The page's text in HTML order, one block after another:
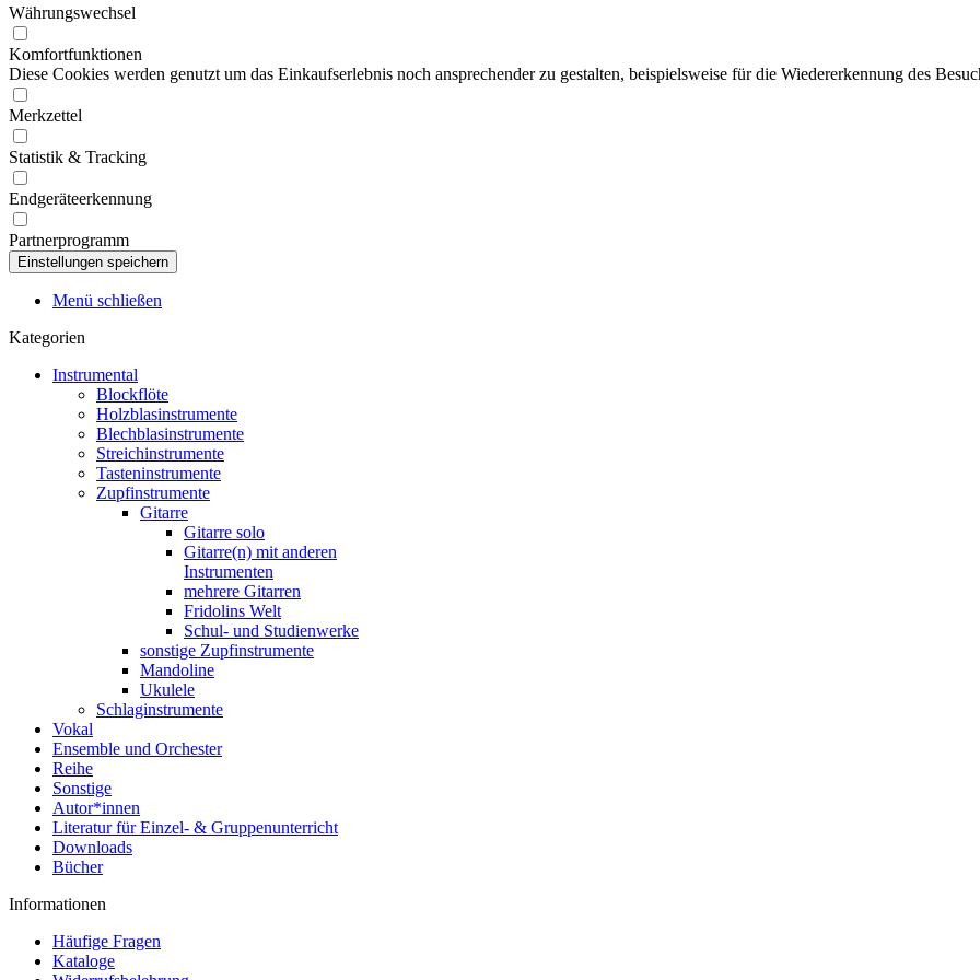
Währungswechsel
Komfortfunktionen
Diese Cookies werden genutzt um das Einkaufserlebnis noch ansprechender zu gestalten, beispielsweise für die Wiedererkennung des
Merkzettel
Statistik & Tracking
Endgeräteerkennung
Partnerprogramm
Menü schließen
Kategorien
Instrumental
Blockflöte
Holzblasinstrumente
Blechblasinstrumente
Streichinstrumente
Tasteninstrumente
Zupfinstrumente
Gitarre
Gitarre solo
Gitarre(n) mit anderen
Instrumenten
mehrere Gitarren
Fridolins Welt
Schul- und Studienwerke
sonstige Zupfinstrumente
Mandoline
Ukulele
Schlaginstrumente
Vokal
Ensemble und Orchester
Reihe
Sonstige
Autor*innen
Literatur für Einzel- & Gruppenunterricht
Downloads
Bücher
Informationen
Häufige Fragen
Kataloge